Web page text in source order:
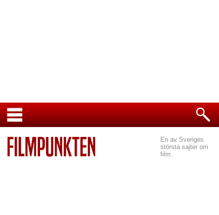
En av Sveriges
största sajter om
film.